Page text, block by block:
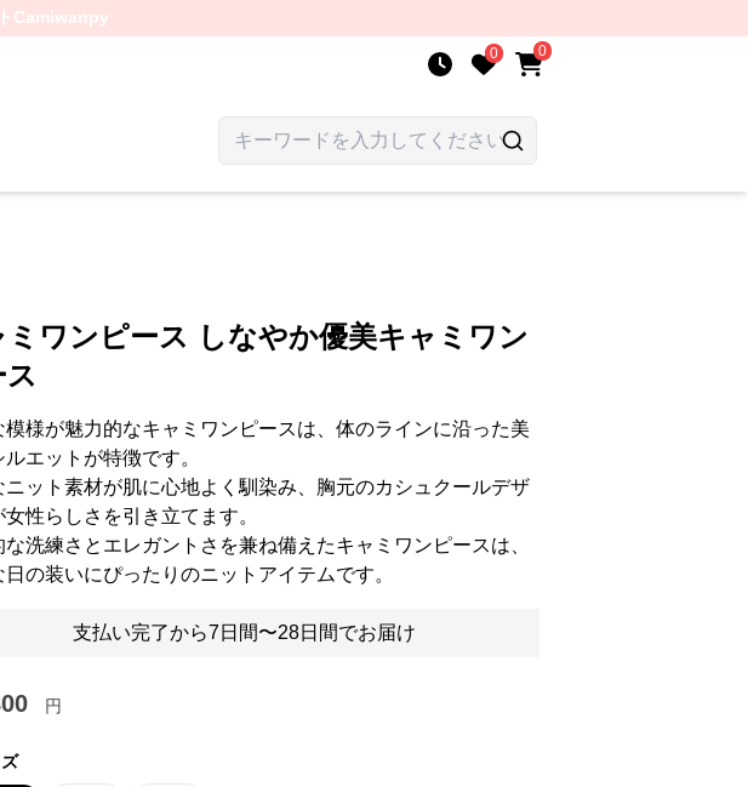
Camiwanpy
0 0
ミワンピース しなやか優美キャミワン
ス
模様が魅力的なキャミワンピースは、体のラインに沿った美
ルエットが特徴です。
ニット素材が肌に心地よく馴染み、胸元のカシュクールデザ
女性らしさを引き立てます。
な洗練さとエレガントさを兼ね備えたキャミワンピースは、
日の装いにぴったりのニットアイテムです。
支払い完了から7日間〜28日間でお届け
円